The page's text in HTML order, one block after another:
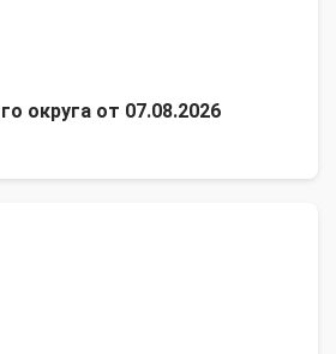
округа от 07.08.2026